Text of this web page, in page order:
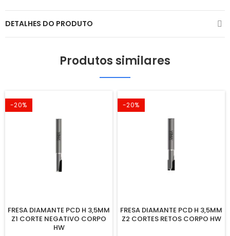
DETALHES DO PRODUTO
Produtos similares
-20%
FRESA DIAMANTE PCD H 3,5MM
Z1 CORTE NEGATIVO CORPO
HW
-20%
FRESA DIAMANTE PCD H 3,5MM
Z2 CORTES RETOS CORPO HW